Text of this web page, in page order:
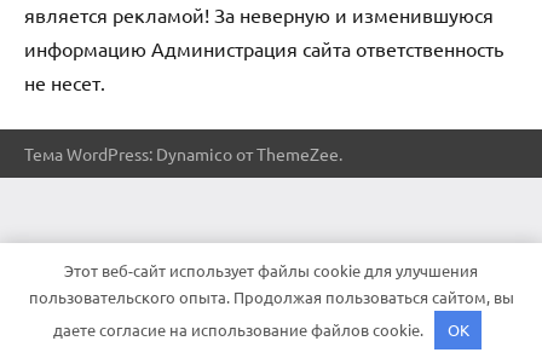
является рекламой! За неверную и изменившуюся
информацию Администрация сайта ответственность
не несет.
Тема WordPress: Dynamico от ThemeZee.
Этот веб-сайт использует файлы cookie для улучшения
пользовательского опыта. Продолжая пользоваться сайтом, вы
даете согласие на использование файлов cookie.
OK